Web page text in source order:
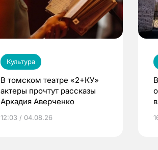
Культура
В томском театре «2+КУ»
актеры прочтут рассказы
Аркадия Аверченко
12:03 / 04.08.26